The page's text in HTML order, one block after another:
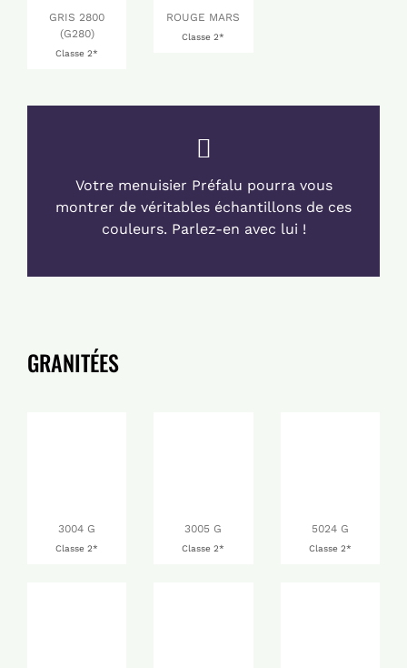
GRIS 2800
(G280)
Classe 2*
ROUGE MARS
Classe 2*
Votre menuisier Préfalu pourra vous
montrer de véritables échantillons de ces
couleurs. Parlez-en avec lui !
GRANITÉES
3004 G
Classe 2*
3005 G
Classe 2*
5024 G
Classe 2*